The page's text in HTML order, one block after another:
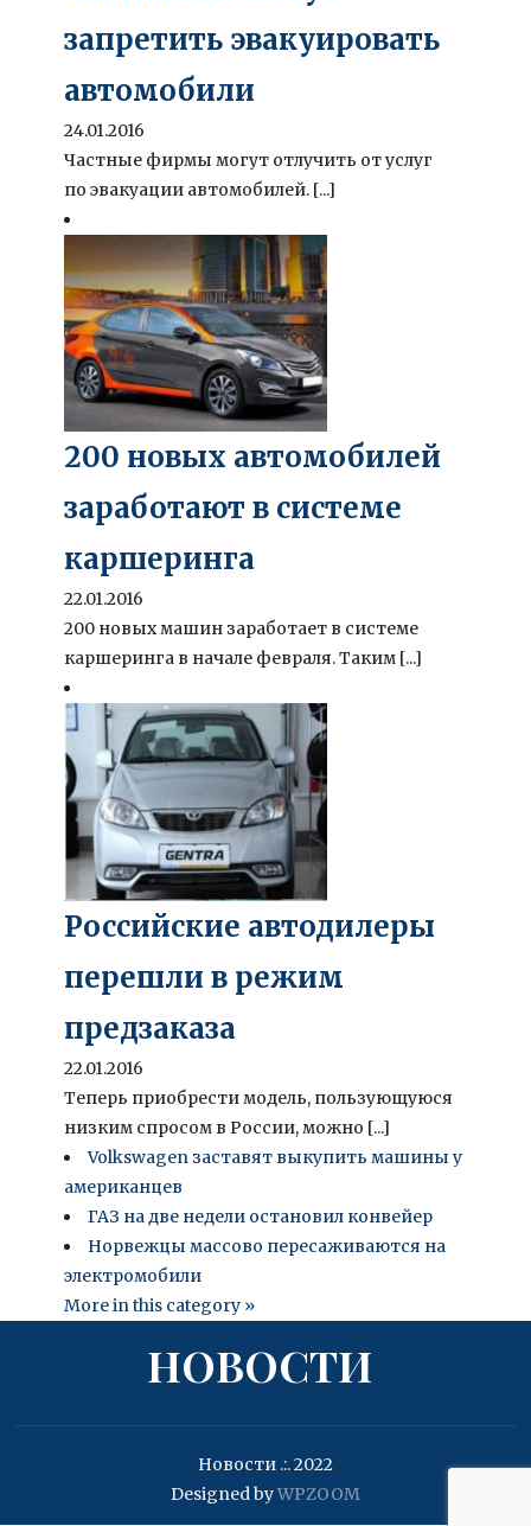
запретить эвакуировать
автомобили
24.01.2016
Частные фирмы могут отлучить от услуг
по эвакуации автомобилей. [...]
200 новых автомобилей
заработают в системе
каршеринга
22.01.2016
200 новых машин заработает в системе
каршеринга в начале февраля. Таким [...]
Российские автодилеры
перешли в режим
предзаказа
22.01.2016
Теперь приобрести модель, пользующуюся
низким спросом в России, можно [...]
Volkswagen заставят выкупить машины у
американцев
ГАЗ на две недели остановил конвейер
Норвежцы массово пересаживаются на
электромобили
More in this category »
НОВОСТИ
Новости .:. 2022
Designed byWPZOOM